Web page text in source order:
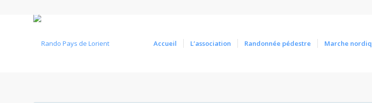
Accueil L’association Randonnée pédestre Marche